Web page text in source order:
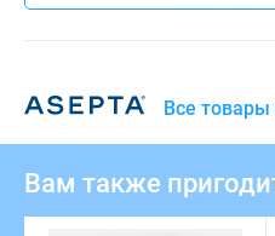
Все товары
Вам также